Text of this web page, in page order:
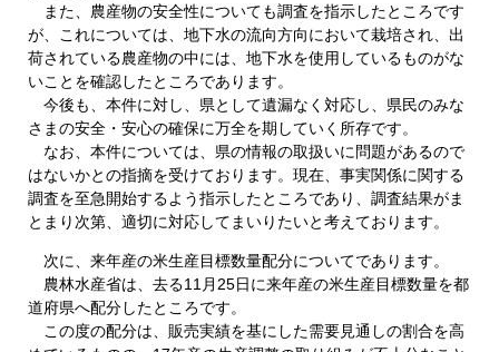
また、農産物の安全性についても調査を指示したところです
が、これについては、地下水の流向方向において栽培され、出
荷されている農産物の中には、地下水を使用しているものがな
いことを確認したところであります。
今後も、本件に対し、県として遺漏なく対応し、県民のみな
さまの安全・安心の確保に万全を期していく所存です。
なお、本件については、県の情報の取扱いに問題があるので
はないかとの指摘を受けております。現在、事実関係に関する
調査を至急開始するよう指示したところであり、調査結果がま
とまり次第、適切に対応してまいりたいと考えております。
次に、来年産の米生産目標数量配分についてであります。
農林水産省は、去る11月25日に来年産の米生産目標数量を都
道府県へ配分したところです。
この度の配分は、販売実績を基にした需要見通しの割合を高